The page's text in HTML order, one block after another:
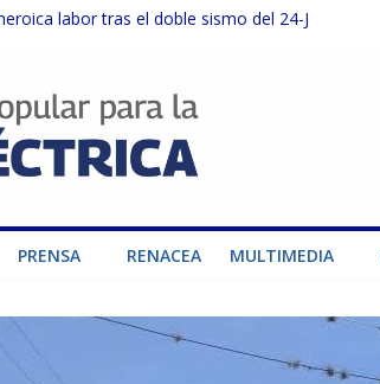
labor tras el doble sismo del 24-J
para fortalecer el SEN ante el «Súper Niño»
SEN en Carabobo
el SEN ante el fenómeno de El Niño
para fortalecer el SEN
PRENSA RENACEA MULTIMEDIA